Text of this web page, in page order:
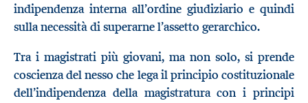
indipendenza interna all’ordine giudiziario e quindi
sulla necessità di superarne l’assetto gerarchico.
Tra i magistrati più giovani, ma non solo, si prende
coscienza del nesso che lega il principio costituzionale
dell’indipendenza della magistratura con i principi